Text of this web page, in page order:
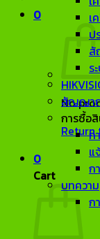
0
No
Return
0
Cart
เ
ป
สั
ร
สัญญา
การซื้อ
ก
แ
ก
บทความ
ก